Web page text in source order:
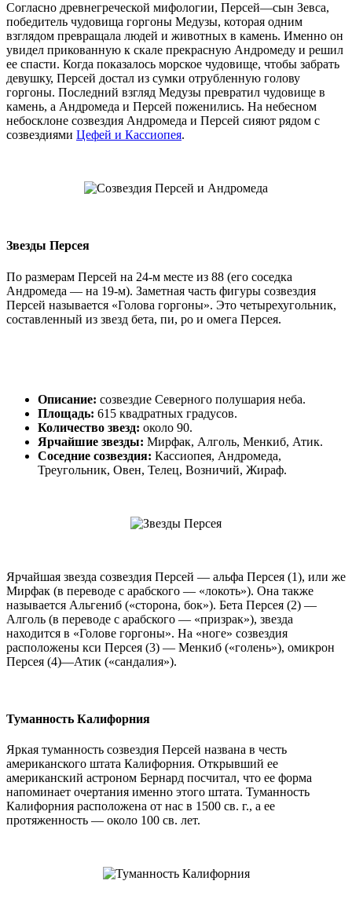
Согласно древнегреческой мифологии, Персей—сын Зевса,
победитель чудовища горгоны Медузы, которая одним
взглядом превращала людей и животных в камень. Именно он
увидел прикованную к скале прекрасную Андромеду и решил
ее спасти. Когда показалось морское чудовище, чтобы забрать
девушку, Персей достал из сумки отрубленную голову
горгоны. Последний взгляд Медузы превратил чудовище в
камень, а Андромеда и Персей поженились. На небесном
небосклоне созвездия Андромеда и Персей сияют рядом с
созвездиями Цефей и Кассиопея.
Звезды Персея
По размерам Персей на 24-м месте из 88 (его соседка
Андромеда — на 19-м). Заметная часть фигуры созвездия
Персей называется «Голова горгоны». Это четырехугольник,
составленный из звезд бета, пи, ро и омега Персея.
Описание: созвездие Северного полушария неба.
Площадь: 615 квадратных градусов.
Количество звезд: около 90.
Ярчайшие звезды: Мирфак, Алголь, Менкиб, Атик.
Соседние созвездия: Кассиопея, Андромеда,
Треугольник, Овен, Телец, Возничий, Жираф.
Ярчайшая звезда созвездия Персей — альфа Персея (1), или же
Мирфак (в переводе с арабского — «локоть»). Она также
называется Альгениб («сторона, бок»). Бета Персея (2) —
Алголь (в переводе с арабского — «призрак»), звезда
находится в «Голове горгоны». На «ноге» созвездия
расположены кси Персея (3) — Менкиб («голень»), омикрон
Персея (4)—Атик («сандалия»).
Туманность Калифорния
Яркая туманность созвездия Персей названа в честь
американского штата Калифорния. Открывший ее
американский астроном Бернард посчитал, что ее форма
напоминает очертания именно этого штата. Туманность
Калифорния расположена от нас в 1500 св. г., а ее
протяженность — около 100 св. лет.